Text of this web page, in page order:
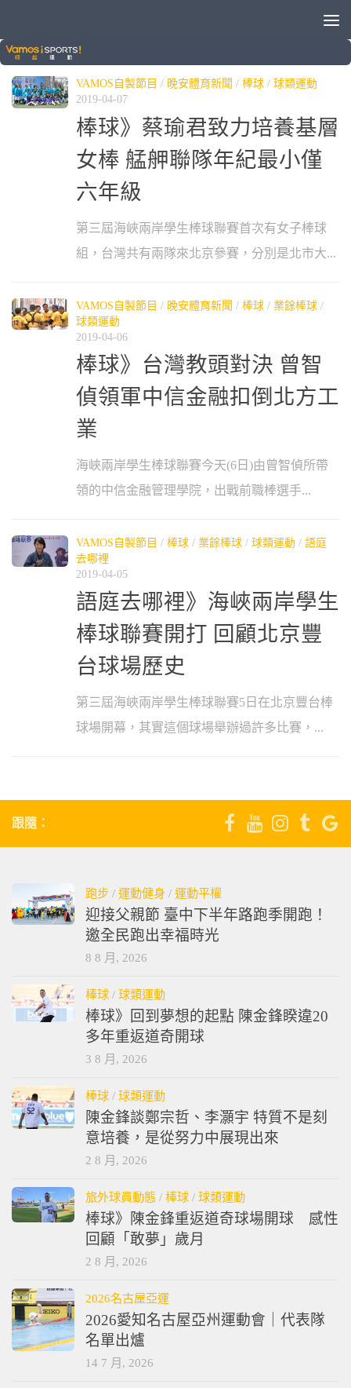
標籤：第三屆海峽兩岸學生棒球聯賽
VAMOS自製節目 / 晚安體育新聞 / 棒球 / 球類運動
2019-04-07
棒球》蔡瑜君致力培養基層
女棒 艋舺聯隊年紀最小僅
六年級
第三屆海峽兩岸學生棒球聯賽首次有女子棒球
組，台灣共有兩隊來北京參賽，分別是北市大...
VAMOS自製節目 / 晚安體育新聞 / 棒球 / 業餘棒球 /
球類運動
2019-04-06
棒球》台灣教頭對決 曾智
偵領軍中信金融扣倒北方工
業
海峽兩岸學生棒球聯賽今天(6日)由曾智偵所帶
領的中信金融管理學院，出戰前職棒選手...
VAMOS自製節目 / 棒球 / 業餘棒球 / 球類運動 / 語庭
去哪裡
2019-04-05
語庭去哪裡》海峽兩岸學生
棒球聯賽開打 回顧北京豐
台球場歷史
第三屆海峽兩岸學生棒球聯賽5日在北京豐台棒
球場開幕，其實這個球場舉辦過許多比賽，...
跟隨：
跑步 / 運動健身 / 運動平權
迎接父親節 臺中下半年路跑季開跑！
邀全民跑出幸福時光
8 8 月, 2026
棒球 / 球類運動
棒球》回到夢想的起點 陳金鋒睽違20
多年重返道奇開球
3 8 月, 2026
棒球 / 球類運動
陳金鋒談鄭宗哲、李灝宇 特質不是刻
意培養，是從努力中展現出來
2 8 月, 2026
旅外球員動態 / 棒球 / 球類運動
棒球》陳金鋒重返道奇球場開球 感性
回顧「敢夢」歲月
2 8 月, 2026
2026名古屋亞運
2026愛知名古屋亞州運動會｜代表隊
名單出爐
14 7 月, 2026